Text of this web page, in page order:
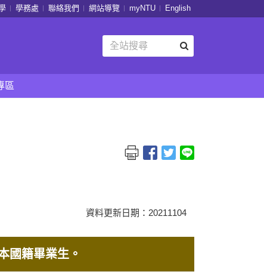
學務處 聯絡我們 網站導覽 myNTU English
區
資料更新日期：20211104
國籍畢業生。